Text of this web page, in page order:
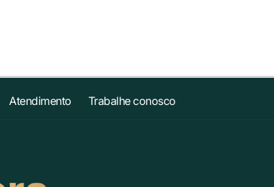
Atendimento Trabalhe conosco